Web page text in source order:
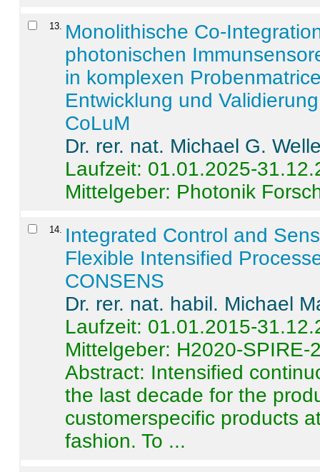
13
Monolithische Co-
photonischen
in komplexen
Entwicklung und
CoLuM
Dr. rer. nat. Michael G.
Laufzeit: 01.01.2025-
Mittelgeber: Photonik
14
Integrated Control and
Flexible Intensified
CONSENS
Dr. rer. nat. habil. Michael
Laufzeit: 01.01.2015-
Mittelgeber: H2020-SPIRE-
Abstract: Intensified
the last decade for the
customerspecific products
fashion. To ...